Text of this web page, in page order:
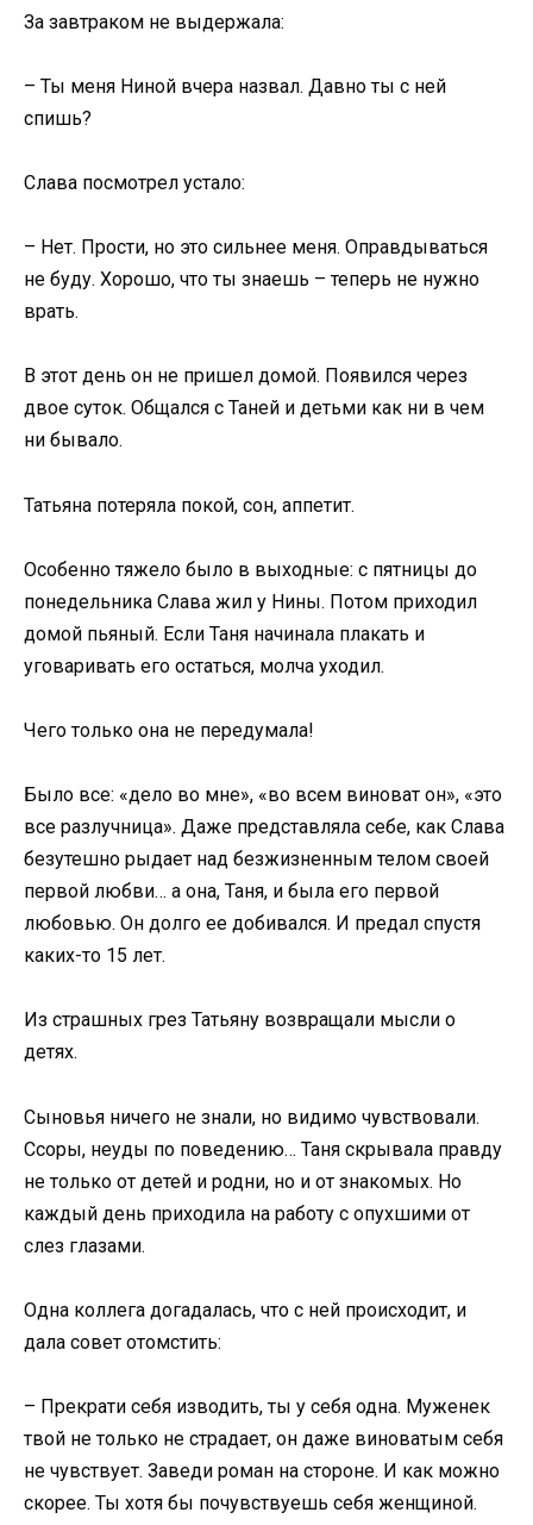
За завтраком не выдержала:
– Ты меня Ниной вчера назвал. Давно ты с ней
спишь?
Слава посмотрел устало:
– Нет. Прости, но это сильнее меня. Оправдываться
не буду. Хорошо, что ты знаешь – теперь не нужно
врать.
В этот день он не пришел домой. Появился через
двое суток. Общался с Таней и детьми как ни в чем
ни бывало.
Татьяна потеряла покой, сон, аппетит.
Особенно тяжело было в выходные: с пятницы до
понедельника Слава жил у Нины. Потом приходил
домой пьяный. Если Таня начинала плакать и
уговаривать его остаться, молча уходил.
Чего только она не передумала!
Было все: «дело во мне», «во всем виноват он», «это
все разлучница». Даже представляла себе, как Слава
безутешно рыдает над безжизненным телом своей
первой любви… а она, Таня, и была его первой
любовью. Он долго ее добивался. И предал спустя
каких-то 15 лет.
Из страшных грез Татьяну возвращали мысли о
детях.
Сыновья ничего не знали, но видимо чувствовали.
Ссоры, неуды по поведению… Таня скрывала правду
не только от детей и родни, но и от знакомых. Но
каждый день приходила на работу с опухшими от
слез глазами.
Одна коллега догадалась, что с ней происходит, и
дала совет отомстить:
– Прекрати себя изводить, ты у себя одна. Муженек
твой не только не страдает, он даже виноватым себя
не чувствует. Заведи роман на стороне. И как можно
скорее. Ты хотя бы почувствуешь себя женщиной.